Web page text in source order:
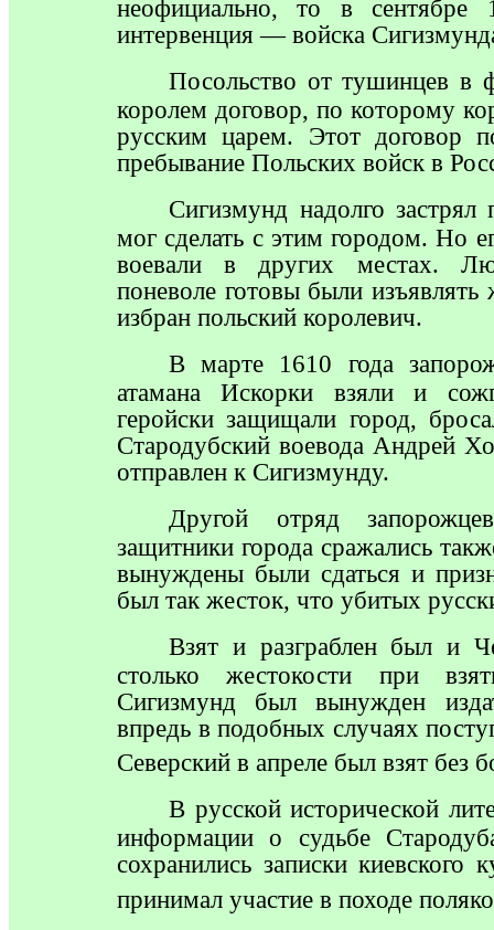
неофициально, то в сентябре
интервенция — войска
Посольство от тушинцев в
королем договор, по которому
русским царем. Этот договор
пребывание Польских войск в
Сигизмунд надолго
мог сделать с этим городом. Но
воевали в других местах.
поневоле готовы были
избран польский королевич.
В марте 1610 года
атамана Искорки взяли и
геройски защищали город,
Стародубский воевода Андрей
отправлен к Сигизмунду.
Другой отряд
защитники города сражались
вынуждены были сдаться и
был так жесток, что убитых
Взят и разграблен был и
столько жестокости при
Сигизмунд был вынужден
впредь в подобных случаях
Северский в апреле был взят без
В русской исторической
информации о судьбе
сохранились записки киевского
принимал участие в походе